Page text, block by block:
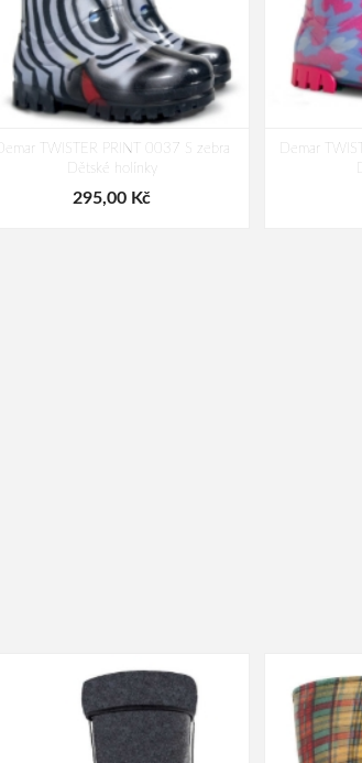
Demar TWISTER PRINT 0037 S zebra
Dětské holínky
295,00 Kč
Demar